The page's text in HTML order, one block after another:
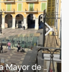
Apartamento con Encanto en la Plaza Mayor de Palma